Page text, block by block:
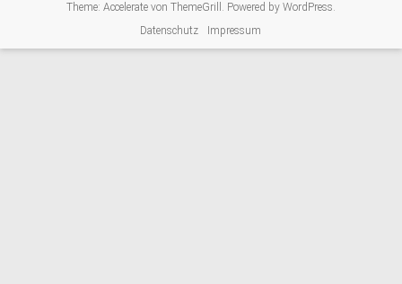
Theme: Acceleratevon ThemeGrill. Powered by WordPress.
Datenschutz
Impressum